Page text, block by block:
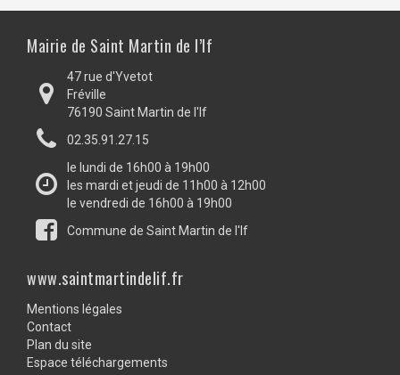
Mairie de Saint Martin de l’If
47 rue d'Yvetot
Fréville
76190 Saint Martin de l'If
02.35.91.27.15
le lundi de 16h00 à 19h00
les mardi et jeudi de 11h00 à 12h00
le vendredi de 16h00 à 19h00
Commune de Saint Martin de l'If
www.saintmartindelif.fr
Mentions légales
Contact
Plan du site
Espace téléchargements